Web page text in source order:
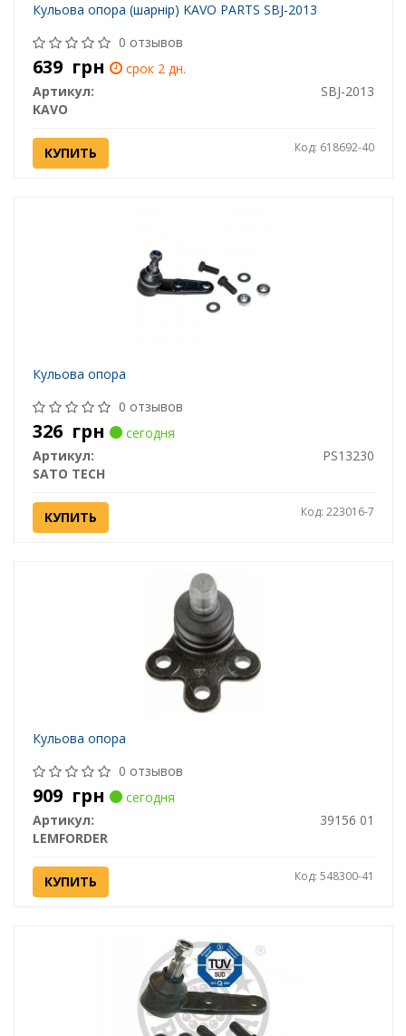
Кульова опора (шарнір) KAVO PARTS SBJ-2013
0 отзывов
639 грн
срок 2 дн.
Артикул:
SBJ-2013
KAVO
КУПИТЬ Код: 618692-40
Кульова опора
0 отзывов
326 грн
сегодня
Артикул:
PS13230
SATO TECH
КУПИТЬ Код: 223016-7
Кульова опора
0 отзывов
909 грн
сегодня
Артикул:
39156 01
LEMFORDER
КУПИТЬ Код: 548300-41